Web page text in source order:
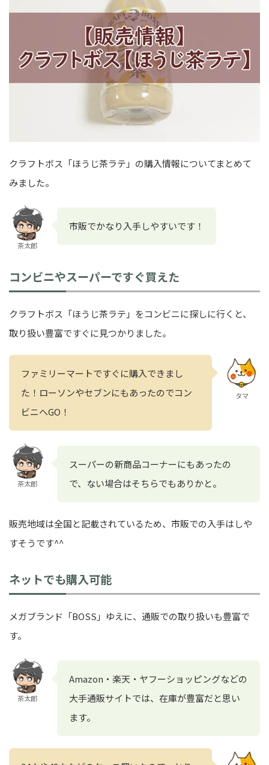
クラフトボス「ほうじ茶ラテ」の購入情報についてまとめて
みました。
茶太郎
市販でかなり入手しやすいです！
コンビニやスーパーですぐ買えた
クラフトボス「ほうじ茶ラテ」をコンビニに探しに行くと、
取り扱い豊富ですぐに見つかりました。
ファミリーマートですぐに購入できまし
た！ローソンやセブンにもあったのでコン
ビニへGO！
タマ
茶太郎
スーパーの新商品コーナーにもあったの
で、ない場合はそちらでもありかと。
販売地域は全国と記載されているため、市販での入手はしや
すそうです^^
ネットでも購入可能
メガブランド「BOSS」ゆえに、通販での取り扱いも豊富で
す。
茶太郎
Amazon・楽天・ヤフーショッピングなどの
大手通販サイトでは、在庫が豊富だと思い
ます。